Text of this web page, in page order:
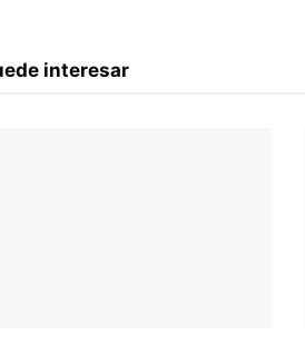
interesar